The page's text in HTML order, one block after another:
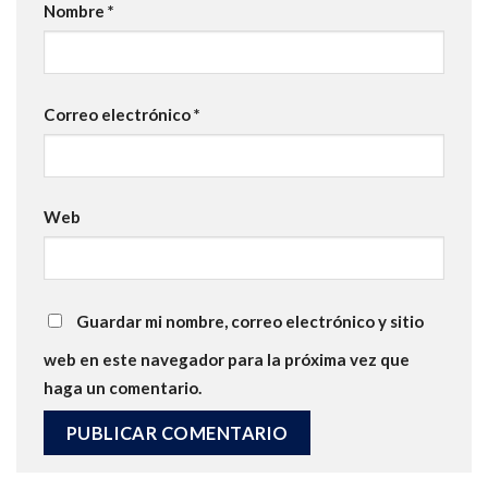
Nombre *
Correo electrónico*
Web
Guardar mi nombre, correo electrónico y sitio
web en este navegador para la próxima vez que
haga un comentario.